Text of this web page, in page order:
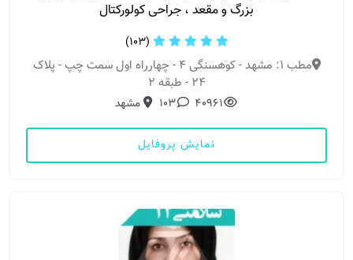
بزرگ و مقعد ، جراحی کولورکتال
(103)
مطب 1: مشهد - کوهسنگی 4 - چهارراه اول سمت چپ - پلاک
24 - طبقه 2
40961
103 مشهد
نمایش پروفایل